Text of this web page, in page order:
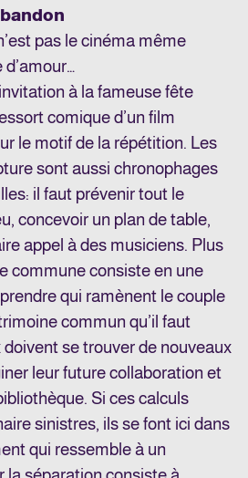
pas le cinéma même
à la fameuse fête
comique d’un film
le motif de la répétition. Les
sont aussi chronophages
: il faut prévenir tout le
concevoir un plan de table,
appel à des musiciens. Plus
commune consiste en une
qui ramènent le couple
commun qu’il faut
se trouver de nouveaux
leur future collaboration et
Si ces calculs
sinistres, ils se font ici dans
qui ressemble à un